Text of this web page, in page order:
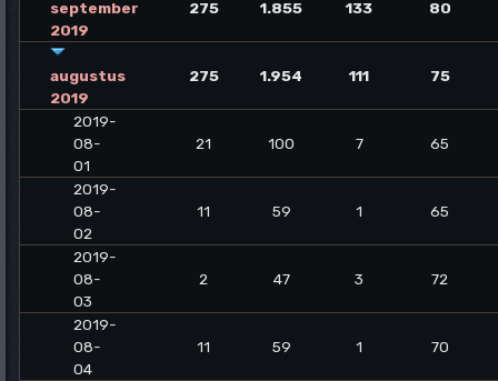
september
2019
275 1.855 133 80
augustus
2019
275 1.954 111 75
2019-
08-
01
21 100 7 65
2019-
08-
02
11 59 1 65
2019-
08-
03
2 47 3 72
2019-
08-
04
11 59 1 70